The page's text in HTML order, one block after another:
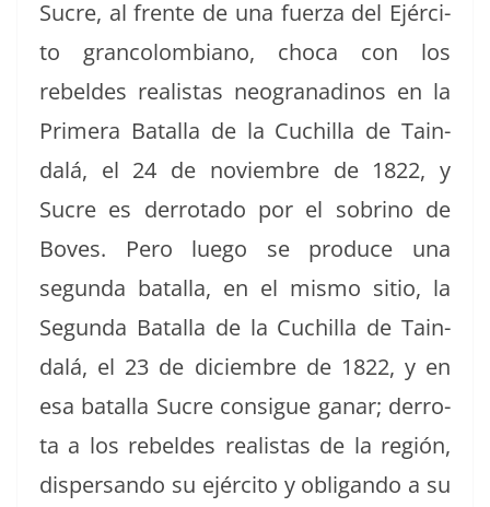
Sucre, al frente de una fuerza del Ejérci­
to gran­colom­biano, choca con los
rebeldes real­is­tas neogranadi­nos en la
Primera Batal­la de la Cuchilla de Tain­
dalá, el 24 de noviem­bre de 1822, y
Sucre es der­ro­ta­do por el sobri­no de
Boves. Pero luego se pro­duce una
segun­da batal­la, en el mis­mo sitio, la
Segun­da Batal­la de la Cuchilla de Tain­
dalá, el 23 de diciem­bre de 1822, y en
esa batal­la Sucre con­sigue ganar; der­ro­
ta a los rebeldes real­is­tas de la región,
dis­per­san­do su ejérci­to y obligan­do a su